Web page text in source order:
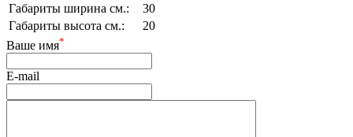
Габариты ширина см.:
30
Габариты высота см.:
20
Ваше имя*
E-mail